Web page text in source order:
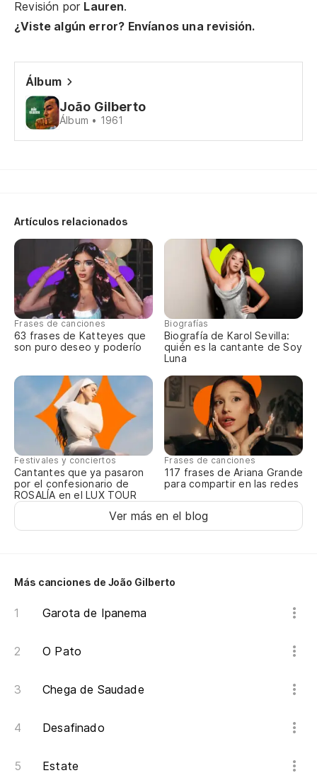
Revisión por Lauren.
¿Viste algún error? Envíanos una revisión.
Álbum
João Gilberto
Álbum • 1961
Artículos relacionados
Frases de canciones
63 frases de Katteyes que
son puro deseo y poderío
Biografías
Biografía de Karol Sevilla:
quién es la cantante de Soy
Luna
Festivales y conciertos
Cantantes que ya pasaron
por el confesionario de
ROSALÍA en el LUX TOUR
Frases de canciones
117 frases de Ariana Grande
para compartir en las redes
Ver más en el blog
Más canciones de João Gilberto
Garota de Ipanema
O Pato
Chega de Saudade
Desafinado
Estate